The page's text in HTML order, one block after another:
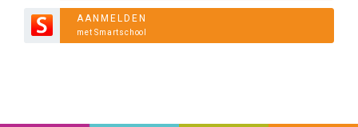
AANMELDEN
met Smartschool